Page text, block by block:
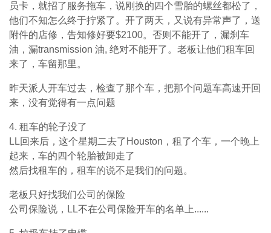
员卡，就招了服务拖车，说刚换的四个雪胎的螺丝都松了，
他们不知怎么终于拧紧了。开了两天，又说有异常声了，送
附件的店修，告知修好要$2100。否则不能开了，漏刹车
油，漏transmission 油, 绝对不能开了。老板让他们租车回
来了，车留那里。
昨天派人开车过去，检查了那个车，把那个问题车高速开回
来，没有觉得有一点问题
4. 租车的轮子没了
LL回来后，这个星期二去了Houston，租了个车，一个晚上
起来，车的四个轮胎被卸走了
然后找租车的，租车的说不是我们的问题。
老板只好找我们公司的保险
公司保险说，LL不在公司保险开车的名单上......